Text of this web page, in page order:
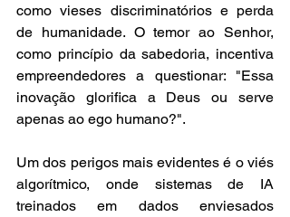
como vieses discriminatórios e perda
de humanidade. O temor ao Senhor,
como princípio da sabedoria, incentiva
empreendedores a questionar: "Essa
inovação glorifica a Deus ou serve
apenas ao ego humano?".
Um dos perigos mais evidentes é o viés
algorítmico, onde sistemas de IA
treinados em dados enviesados